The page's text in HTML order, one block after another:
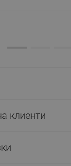
клиенти